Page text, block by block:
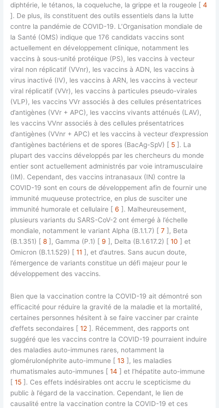
diphtérie, le tétanos, la coqueluche, la grippe et la rougeole [4
]. De plus, ils constituent des outils essentiels dans la lutte
contre la pandémie de COVID-19. L’Organisation mondiale de
la Santé (OMS) indique que 176 candidats vaccins sont
actuellement en développement clinique, notamment les
vaccins à sous-unité protéique (PS), les vaccins à vecteur
viral non réplicatif (VVnr), les vaccins à ADN, les vaccins à
virus inactivé (IV), les vaccins à ARN, les vaccins à vecteur
viral réplicatif (VVr), les vaccins à particules pseudo-virales
(VLP), les vaccins VVr associés à des cellules présentatrices
d’antigènes (VVr + APC), les vaccins vivants atténués (LAV),
les vaccins VVnr associés à des cellules présentatrices
d’antigènes (VVnr + APC) et les vaccins à vecteur d’expression
d’antigènes bactériens et de spores (BacAg-SpV) [ 5 ]. La
plupart des vaccins développés par les chercheurs du monde
entier sont actuellement administrés par voie intramusculaire
(IM). Cependant, des vaccins intranasaux (IN) contre la
COVID-19 sont en cours de développement afin de fournir une
immunité muqueuse protectrice, en plus de susciter une
immunité humorale et cellulaire [6 ]. Malheureusement,
plusieurs variants du SARS-CoV-2 ont émergé à l’échelle
mondiale, notamment le variant Alpha (B.1.1.7) [7 ], Beta
(B.1.351) [8 ], Gamma (P.1) [ 9 ], Delta (B.1.617.2) [10 ] et
Omicron (B.1.1.529) [11 ], et d’autres. Sans aucun doute,
l’émergence de variants constitue un défi majeur pour le
développement des vaccins.
Bien que la vaccination contre la COVID-19 ait démontré son
efficacité pour réduire la gravité de la maladie et la mortalité,
certaines personnes hésitent à se faire vacciner par crainte
d’effets secondaires [12 ]. Récemment, des rapports ont
suggéré que les vaccins contre la COVID-19 pourraient induire
des maladies auto-immunes rares, notamment la
glomérulonéphrite auto-immune [13 ], les maladies
rhumatismales auto-immunes [14 ] et l’hépatite auto-immune
[15 ]. Ces effets indésirables ont accru le scepticisme du
public à l’égard de la vaccination. Cependant, le lien de
causalité entre la vaccination contre la COVID-19 et ces